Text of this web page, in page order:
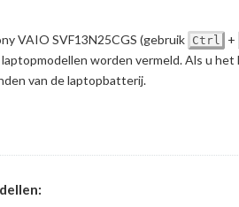
VAIO SVF13N25CGS (gebruik Ctrl +
worden vermeld. Als u
van de laptopbatterij.